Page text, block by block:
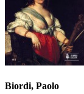
Biordi, Paolo